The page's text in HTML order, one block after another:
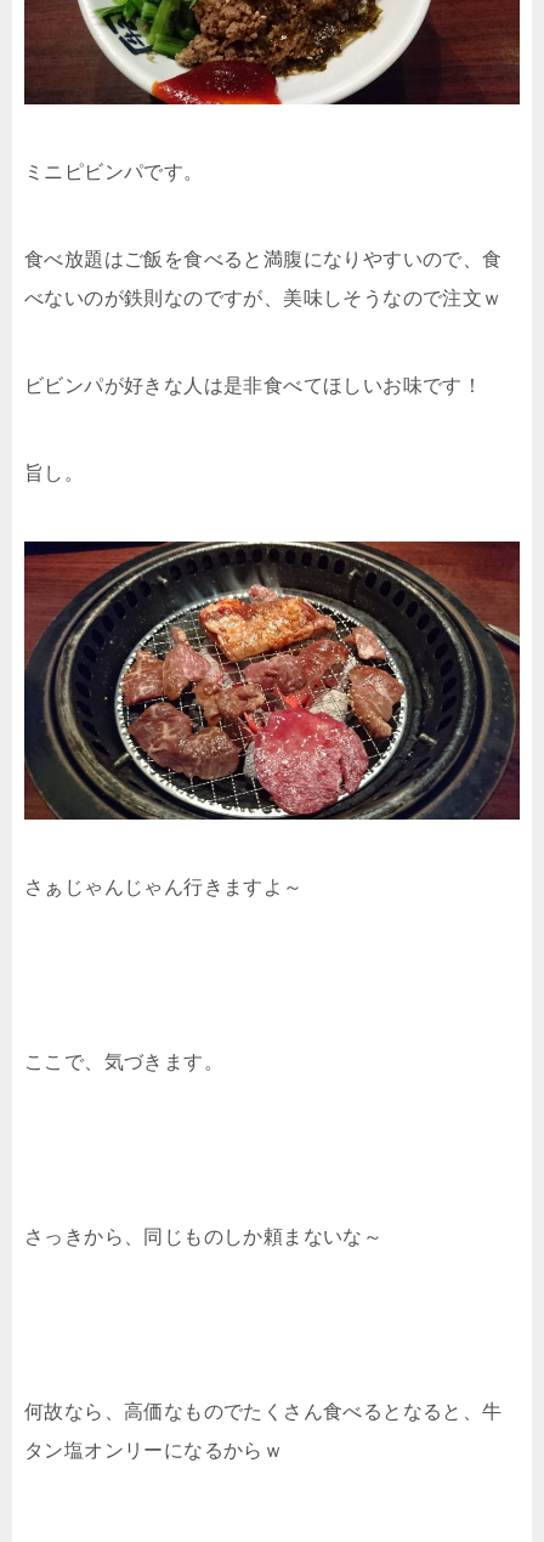
ミニピビンパです。
食べ放題はご飯を食べると満腹になりやすいので、食
べないのが鉄則なのですが、美味しそうなので注文ｗ
ビビンパが好きな人は是非食べてほしいお味です！
旨し。
さぁじゃんじゃん行きますよ～
ここで、気づきます。
さっきから、同じものしか頼まないな～
何故なら、高価なものでたくさん食べるとなると、牛
タン塩オンリーになるからｗ